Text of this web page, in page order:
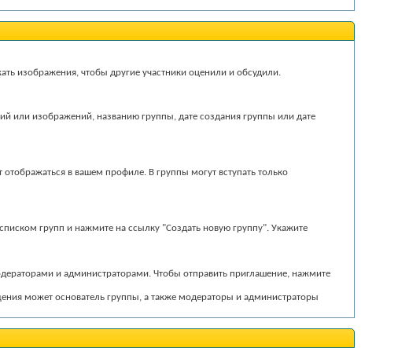
изображения, чтобы другие участники оценили и обсудили.
или изображений, названию группы, дате создания группы или дате
в вашем профиле. В группы могут вступать только
групп и нажмите на ссылку "Создать новую группу". Укажите
и администраторами. Чтобы отправить приглашение, нажмите
может основатель группы, а также модераторы и администраторы